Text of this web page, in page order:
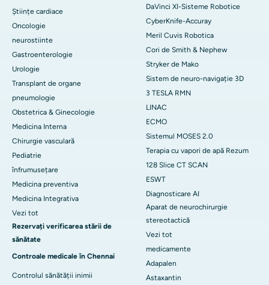
Științe cardiace
Oncologie
neurostiinte
Gastroenterologie
Urologie
Transplant de organe
pneumologie
Obstetrica & Ginecologie
Medicina Interna
Chirurgie vasculară
Pediatrie
înfrumusețare
Medicina preventiva
Medicina Integrativa
Vezi tot
Rezervați verificarea stării de
sănătate
Controale medicale în Chennai
Controlul sănătății inimii
DaVinci XI-Sisteme Robotice
CyberKnife-Accuray
Meril Cuvis Robotica
Cori de Smith & Nephew
Stryker de Mako
Sistem de neuro-navigație 3D
3 TESLA RMN
LINAC
ECMO
Sistemul MOSES 2.0
Terapia cu vapori de apă Rezum
128 Slice CT SCAN
ESWT
Diagnosticare AI
Aparat de neurochirurgie
stereotactică
Vezi tot
medicamente
Adapalen
Astaxantin